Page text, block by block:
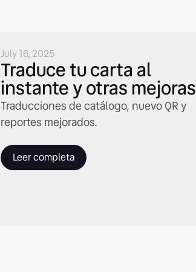
July 16, 2025
Traduce tu carta al
instante y otras mejoras
Traducciones de catálogo, nuevo QR y
reportes mejorados.
Leer completa